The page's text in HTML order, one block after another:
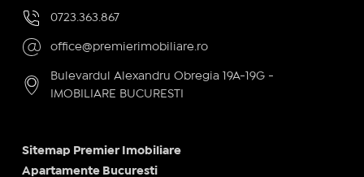
0723.363.867
office@premierimobiliare.ro
Bulevardul Alexandru Obregia 19A-19G -
IMOBILIARE BUCURESTI
Sitemap Premier Imobiliare
Apartamente Bucuresti